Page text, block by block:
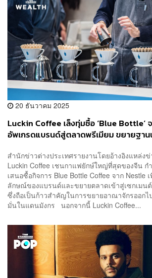
20 ธันวาคม 2025
Luckin Coffee เล็งทุ่มซื้อ ‘Blue Bottle’
อัพเกรดแบรนด์สู่ตลาดพรีเมียม ขยายฐา
สำนักข่าวต่างประเทศรายงานโดยอ้างอิงแหล่งข่
Luckin Coffee เชนกาแฟยักษ์ใหญ่ที่สุดของจีน
เสนอซื้อกิจการ Blue Bottle Coffee จาก Nestle
ลักษณ์ของแบรนด์และขยายตลาดเข้าสู่เซกเมน
ซึ่งถือเป็นก้าวสำคัญในการขยายอาณาจักรออก
มั่นในแดนมังกร นอกจากนี้ Luckin Coffee...